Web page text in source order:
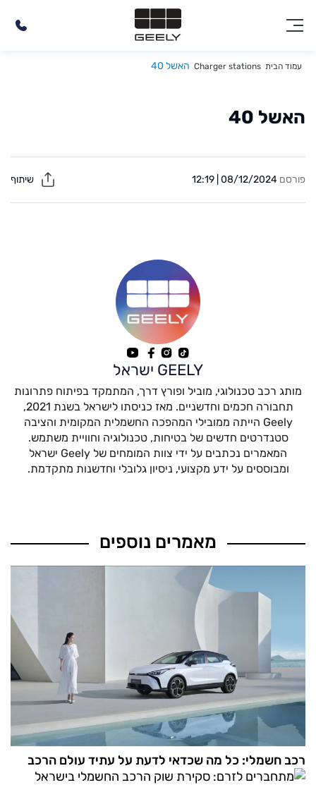
עמוד הבית Charger stations האשל 40
האשל 40
פורסם 08/12/2024 | 12:19
GEELY ישראל
מותג רכב טכנולוגי, מוביל ופורץ דרך, המתמקד בפיתוח פתרונות
תחבורה חכמים וחדשניים. מאז כניסתו לישראל בשנת 2021,
Geely הייתה ממובילי המהפכה החשמלית המקומית והציבה
סטנדרטים חדשים של בטיחות, טכנולוגיה וחוויית משתמש.
המאמרים נכתבים על ידי צוות המומחים של Geely ישראל
ומבוססים על ידע מקצועי, ניסיון גלובלי וחדשנות מתקדמת.
מאמרים נוספים
רכב חשמלי: כל מה שכדאי לדעת על עתיד עולם הרכב